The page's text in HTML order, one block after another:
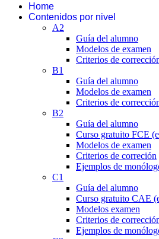
Home
Contenidos por nivel
A2
Guía del alumno
Modelos de examen
Criterios de
B1
Guía del alumno
Modelos de examen
Criterios de
B2
Guía del alumno
Curso gratuito FCE
Modelos de examen
Criterios de correción
Ejemplos de
C1
Guía del alumno
Curso gratuito CAE
Modelos examen
Criterios de
Ejemplos de